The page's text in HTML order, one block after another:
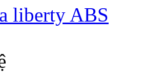
liberty ABS